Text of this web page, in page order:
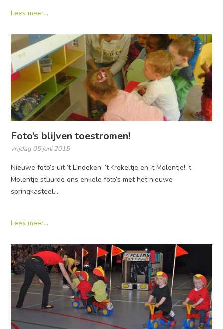
Lees meer...
Foto’s blijven toestromen!
vrijdag 05 juni 2015
Nieuwe foto’s uit ’t Lindeken, ’t Krekeltje en ’t Molentje! ’t
Molentje stuurde ons enkele foto’s met het nieuwe
springkasteel…
Lees meer...